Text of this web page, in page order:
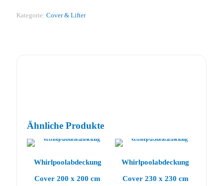
Kategorie: Cover & Lifter
Ähnliche Produkte
Whirlpoolabdeckung
Cover 200 x 200 cm
Whirlpoolabdeckung
Cover 230 x 230 cm